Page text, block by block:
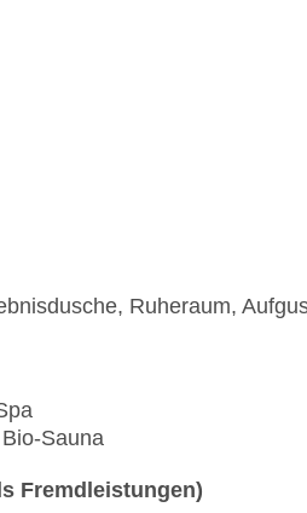
Ruheraum,
Sauna
Fremdleistungen)